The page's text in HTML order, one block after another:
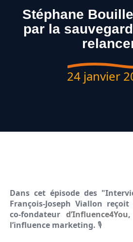
Stéphane
par la
24 janvier
Dans cet épisode des
François-Joseph Viallon
co-fondateur d’Influence4You
l’influence marketing. 🎙️